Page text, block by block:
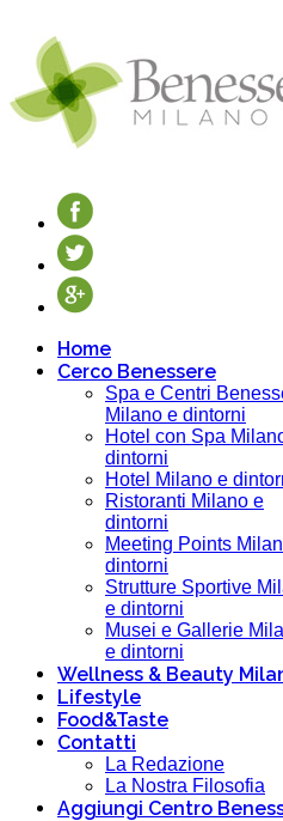
Home
Cerco Benessere
Spa e Centri
Milano e dintorni
Hotel con Spa
dintorni
Hotel Milano e
Ristoranti Milano e
dintorni
Meeting Points
dintorni
Strutture Sportive
e dintorni
Musei e Gallerie
e dintorni
Wellness & Beauty
Lifestyle
Food&Taste
Contatti
La Redazione
La Nostra Filosofia
Aggiungi Centro